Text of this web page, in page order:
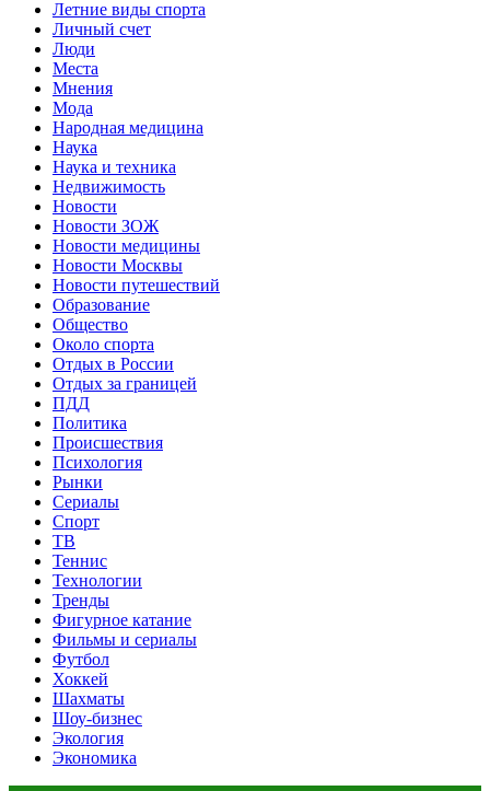
Летние виды спорта
Личный счет
Люди
Места
Мнения
Мода
Народная медицина
Наука
Наука и техника
Недвижимость
Новости
Новости ЗОЖ
Новости медицины
Новости Москвы
Новости путешествий
Образование
Общество
Около спорта
Отдых в России
Отдых за границей
ПДД
Политика
Происшествия
Психология
Рынки
Сериалы
Спорт
ТВ
Теннис
Технологии
Тренды
Фигурное катание
Фильмы и сериалы
Футбол
Хоккей
Шахматы
Шоу-бизнес
Экология
Экономика